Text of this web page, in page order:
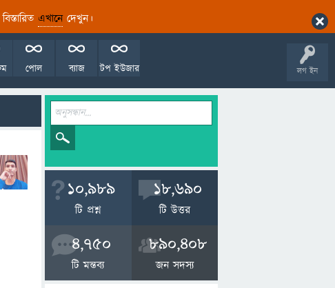
এখানেদেখুন।
লগ ইন
টপ ইউজার
ব্যাজ
পোল
10,989
টি প্রশ্ন
18,690
টি উত্তর
4,750
টি মন্তব্য
890,408
জন সদস্য